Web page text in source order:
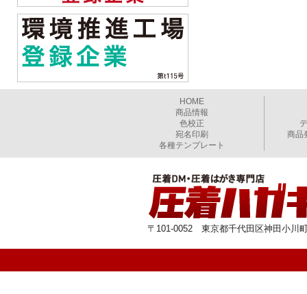
HOME
商品情報
色校正
宛名印刷
各種テンプレート
商品
〒101-0052 東京都千代田区神田小川